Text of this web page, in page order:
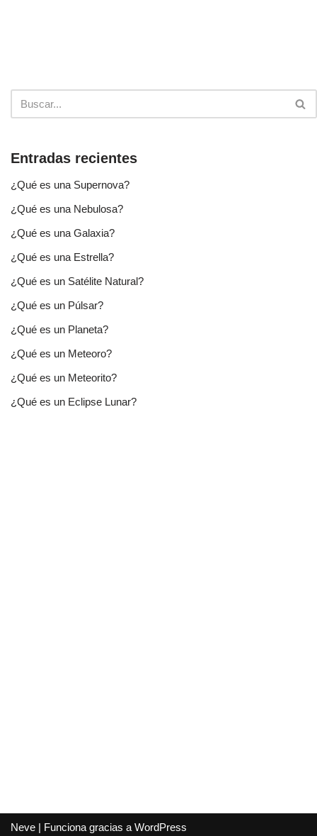
Entradas recientes
¿Qué es una Supernova?
¿Qué es una Nebulosa?
¿Qué es una Galaxia?
¿Qué es una Estrella?
¿Qué es un Satélite Natural?
¿Qué es un Púlsar?
¿Qué es un Planeta?
¿Qué es un Meteoro?
¿Qué es un Meteorito?
¿Qué es un Eclipse Lunar?
Neve | Funciona gracias a WordPress